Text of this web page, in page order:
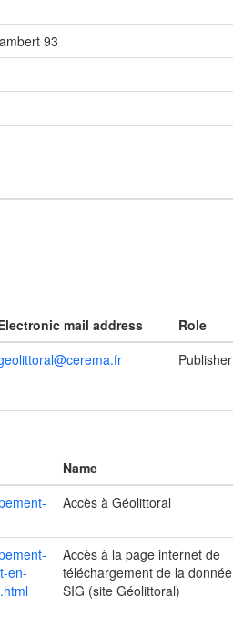
93
mail address
Role
Publisher
Name
Accès à Géolittoral
en-
Accès à la page internet de
téléchargement de la donnée
SIG (site Géolittoral)